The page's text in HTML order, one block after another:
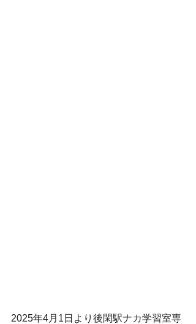
2025年4月1日より後閑駅ナカ学習室専